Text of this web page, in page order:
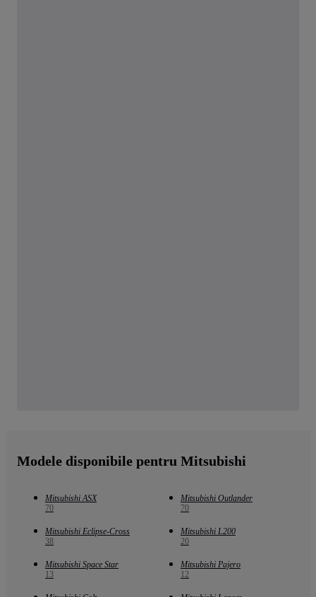
Modele disponibile pentru Mitsubishi
Mitsubishi ASX
70
Mitsubishi Outlander
70
Mitsubishi Eclipse-Cross
38
Mitsubishi L200
20
Mitsubishi Space Star
13
Mitsubishi Pajero
12